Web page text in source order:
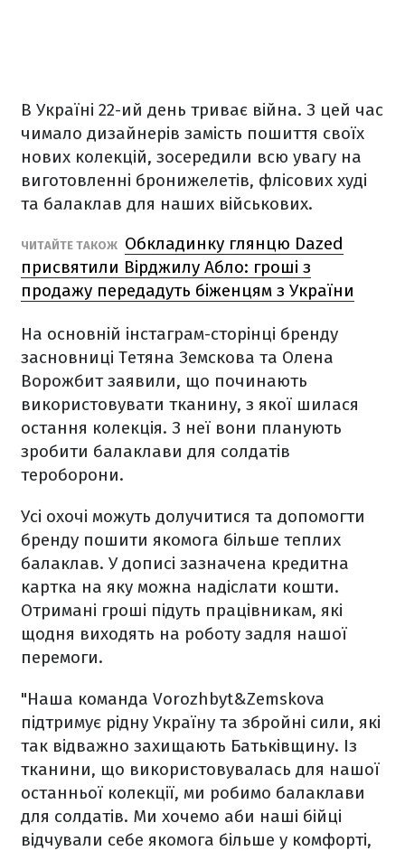
В Україні 22-ий день триває війна. З цей час
чимало дизайнерів замість пошиття своїх
нових колекцій, зосередили всю увагу на
виготовленні бронижелетів, флісових худі
та балаклав для наших військових.
ЧИТАЙТЕ ТАКОЖ Обкладинку глянцю Dazed
присвятили Вірджилу Абло: гроші з
продажу передадуть біженцям з України
На основній інстаграм-сторінці бренду
засновниці Тетяна Земскова та Олена
Ворожбит заявили, що починають
використовувати тканину, з якої шилася
остання колекція. З неї вони планують
зробити балаклави для солдатів
тероборони.
Усі охочі можуть долучитися та допомогти
бренду пошити якомога більше теплих
балаклав. У дописі зазначена кредитна
картка на яку можна надіслати кошти.
Отримані гроші підуть працівникам, які
щодня виходять на роботу задля нашої
перемоги.
"Наша команда Vorozhbyt&Zemskova
підтримує рідну Україну та збройні сили, які
так відважно захищають Батьківщину. Із
тканини, що використовувалась для нашої
останньої колекції, ми робимо балаклави
для солдатів. Ми хочемо аби наші бійці
відчували себе якомога більше у комфорті,